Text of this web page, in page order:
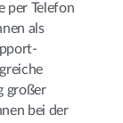
per Telefon
als
großer
bei der